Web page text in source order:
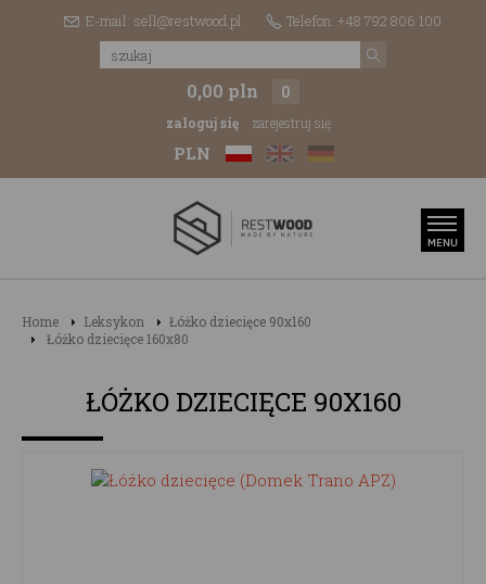
E-mail: sell@restwood.pl Telefon: +48 792 806 100
0,00 pln 0
zaloguj się zarejestruj się
PLN
Home Leksykon
Łóżko dziecięce 90x160
Łóżko dziecięce 160x80
ŁÓŻKO DZIECIĘCE 90X160